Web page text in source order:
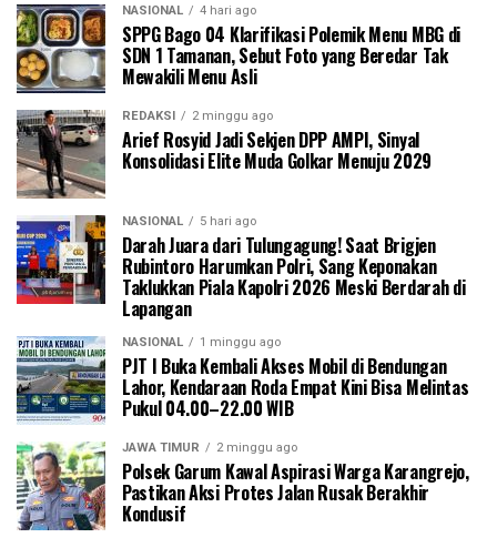
NASIONAL 4 hari ago
SPPG Bago 04 Klarifikasi Polemik Menu MBG di
SDN 1 Tamanan, Sebut Foto yang Beredar Tak
Mewakili Menu Asli
REDAKSI 2 minggu ago
Arief Rosyid Jadi Sekjen DPP AMPI, Sinyal
Konsolidasi Elite Muda Golkar Menuju 2029
NASIONAL 5 hari ago
Darah Juara dari Tulungagung! Saat Brigjen
Rubintoro Harumkan Polri, Sang Keponakan
Taklukkan Piala Kapolri 2026 Meski Berdarah di
Lapangan
NASIONAL 1 minggu ago
PJT I Buka Kembali Akses Mobil di Bendungan
Lahor, Kendaraan Roda Empat Kini Bisa Melintas
Pukul 04.00–22.00 WIB
JAWA TIMUR 2 minggu ago
Polsek Garum Kawal Aspirasi Warga Karangrejo,
Pastikan Aksi Protes Jalan Rusak Berakhir
Kondusif